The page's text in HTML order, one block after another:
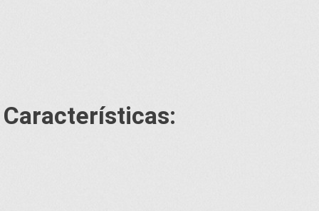
Características: